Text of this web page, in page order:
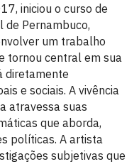
iniciou o curso de
de Pernambuco,
um trabalho
tornou central em sua
diretamente
e sociais. A vivência
atravessa suas
que aborda,
políticas. A artista
subjetivas que